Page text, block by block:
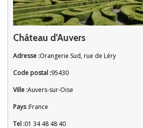
Château d’Auvers
Adresse :Orangerie Sud, rue de Léry
Code postal :95430
Ville :Auvers-sur-Oise
Pays :France
Tel :01 34 48 48 40